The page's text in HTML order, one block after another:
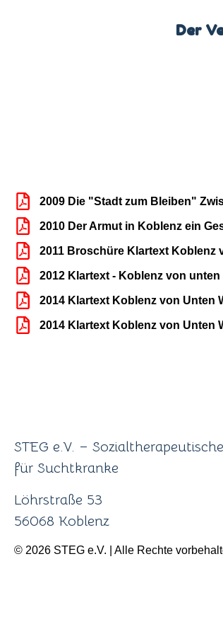
Der
2009 Die "Stadt zum Bleiben"
2010 Der Armut in Koblenz ein
2011 Broschüre Klartext Koblenz
2012 Klartext - Koblenz von unten
2014 Klartext Koblenz von Unten
2014 Klartext Koblenz von Unten
STEG e.V. –
für Suchtkranke
Löhrstraße 53
56068 Koblenz
© 2026 STEG e.V. | Alle Rechte